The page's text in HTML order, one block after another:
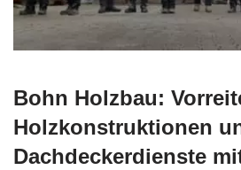
Bohn Holzbau:
Holzkonstruktionen
Dachdeckerdienste